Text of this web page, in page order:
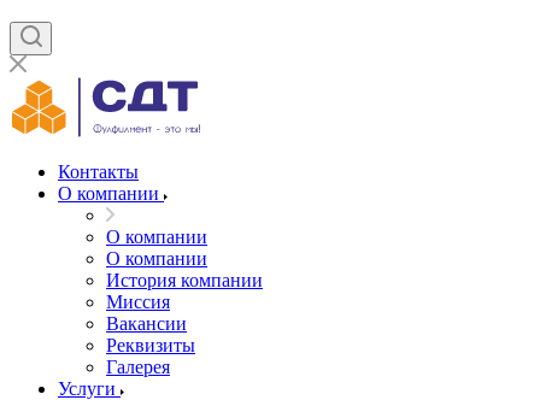
Контакты
О компании
О компании
О компании
История компании
Миссия
Вакансии
Реквизиты
Галерея
Услуги